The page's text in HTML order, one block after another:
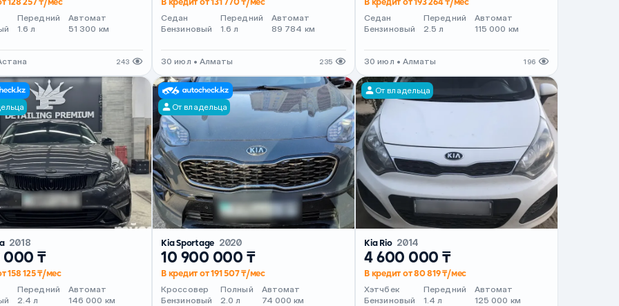
Передний
1.6 л
Автомат
51 300 км
243
Седан
Бензиновый
Передний
1.6 л
Автомат
89 784 км
30 июл • Алматы 235
Седан
Бензиновый
Передний
2.5 л
Автомат
115 000 км
30 июл • Алматы 196
2018
000 ₸
158 125 ₸/мес
Передний
2.4 л
Автомат
146 000 км
От владельца
Kia Sportage 2020
10 900 000 ₸
В кредит от 191 507 ₸/мес
Кроссовер
Бензиновый
Полный
2.0 л
Автомат
74 000 км
От владельца
Kia Rio 2014
4 600 000 ₸
В кредит от 80 819 ₸/мес
Хэтчбек
Бензиновый
Передний
1.4 л
Автомат
125 000 км